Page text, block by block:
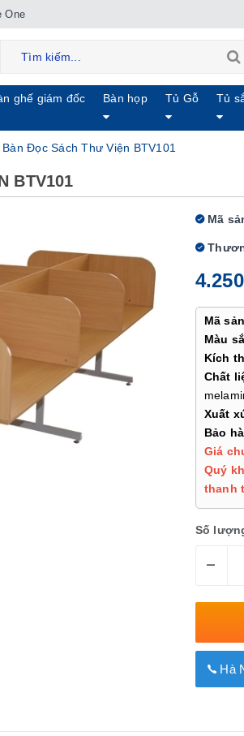
One
ghế giám đốc Bàn họp Tủ Gỗ Tủ
Bàn Đọc Sách Thư Viện BTV101
BTV101
Mã
Mã
Màu
Kích
Chất
Xuất
Bảo
Giá
Quý
thanh
Số
–
Hà